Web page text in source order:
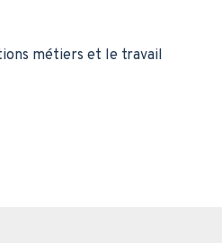
métiers et le travail